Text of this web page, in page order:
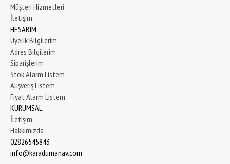
Müşteri Hizmetleri
İletişim
HESABIM
Üyelik Bilgilerim
Adres Bilgilerim
Siparişlerim
Stok Alarm Listem
Alışveriş Listem
Fiyat Alarm Listem
KURUMSAL
İletişim
Hakkımızda
02826545843
info@karadumanav.com